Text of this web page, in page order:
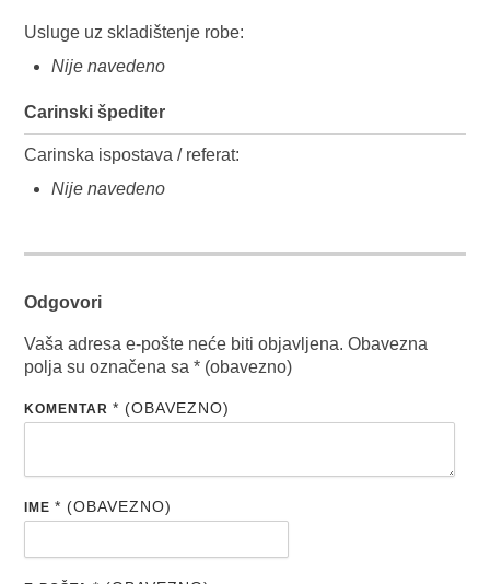
Usluge uz skladištenje robe:
Nije navedeno
Carinski špediter
Carinska ispostava / referat:
Nije navedeno
Odgovori
Vaša adresa e-pošte neće biti objavljena. Obavezna
polja su označena sa* (obavezno)
KOMENTAR* (OBAVEZNO)
IME* (OBAVEZNO)